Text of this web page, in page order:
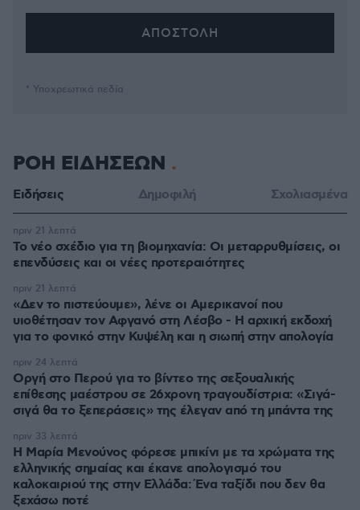
* Υποχρεωτικά πεδία
ΡΟΗ ΕΙΔΗΣΕΩΝ
Ειδήσεις Δημοφιλή Σχολιασμένα
Το νέο σχέδιο για τη βιομηχανία: Οι μεταρρυθμίσεις, οι
επενδύσεις και οι νέες προτεραιότητες
πριν 21 λεπτά
«Δεν το πιστεύουμε», λένε οι Αμερικανοί που
υιοθέτησαν τον Αφγανό στη Λέσβο - Η αρχική εκδοχή
για το φονικό στην Κυψέλη και η σιωπή στην απολογία
πριν 21 λεπτά
Οργή στο Περού για το βίντεο της σεξουαλικής
επίθεσης μαέστρου σε 26χρονη τραγουδίστρια: «Σιγά-
σιγά θα το ξεπεράσεις» της έλεγαν από τη μπάντα της
πριν 24 λεπτά
Η Μαρία Μενούνος φόρεσε μπικίνι με τα χρώματα της
ελληνικής σημαίας και έκανε απολογισμό του
καλοκαιριού της στην Ελλάδα: Ένα ταξίδι που δεν θα
ξεχάσω ποτέ
πριν 33 λεπτά